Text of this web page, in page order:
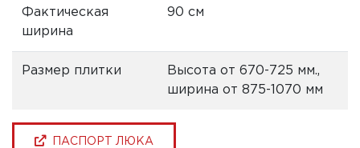
Фактическая
ширина
90 см
Размер плитки
Высота от 670-725 мм.,
ширина от 875-1070 мм
ПАСПОРТ ЛЮКА